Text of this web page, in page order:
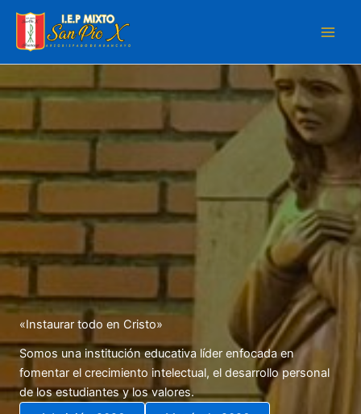
Skip
content
«Instaurar todo en Cristo»
Somos una institución educativa líder enfocada en
fomentar el crecimiento intelectual, el desarrollo personal
de los estudiantesy los valores.